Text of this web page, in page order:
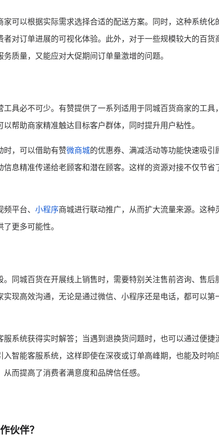
可以根据实际需求选择合适的配送方案。同时，这种系统化
对订单进展的可视化体验。此外，对于一些规模较大的百货
质量，又能应对大促期间订单量激增的问题。
具必不可少。有赞提供了一系列适用于同城百货商家的工具
帮助商家精准触达目标客户群体，同时提升用户粘性。
时，可以借助有赞微商城的优惠券、满减活动等功能快速吸引
息精准传递给老顾客和潜在顾客。这样的资源对接不仅节省
平台、 小程序商城进行联动推广，从而扩大流量来源。这种
更多可能性。
同城百货在开展线上销售时，需要特别关注售前咨询、售后
实现高效沟通，无论是通过微信、小程序还是电话，都可以第
系统获得实时解答；当遇到退换货问题时，也可以通过便捷
智能客服系统，这样即使在深夜或订单高峰期，也能及时响
而提高了消费者满意度和品牌信任感。
伙伴？